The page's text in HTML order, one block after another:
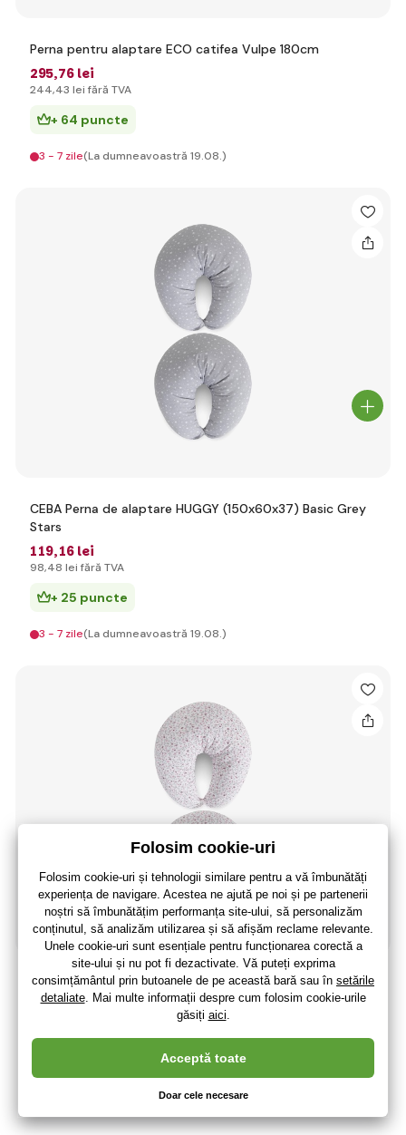
Perna pentru alaptare ECO catifea Vulpe 180cm
295,76 lei
244,43 lei fără TVA
+ 64 puncte
3 - 7 zile(La dumneavoastră 19.08.)
CEBA Perna de alaptare HUGGY (150x60x37) Basic Grey
Stars
119,16 lei
98,48 lei fără TVA
+ 25 puncte
3 - 7 zile(La dumneavoastră 19.08.)
CEBA Perna de alaptare HUGGY (150x60x37) Basic Nu-
ma uita
98
+ 25 puncte